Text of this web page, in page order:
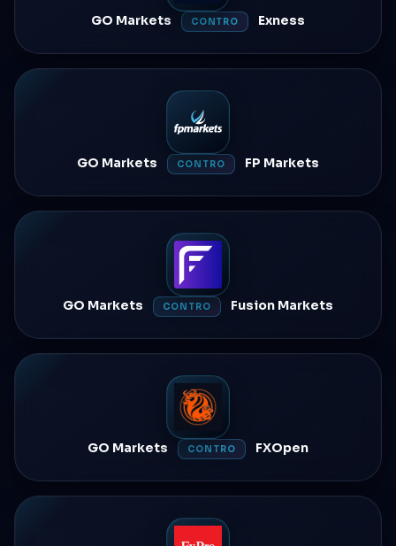
GO Markets CONTRO Exness
GO Markets CONTRO FP Markets
GO Markets CONTRO Fusion Markets
GO Markets CONTRO FXOpen